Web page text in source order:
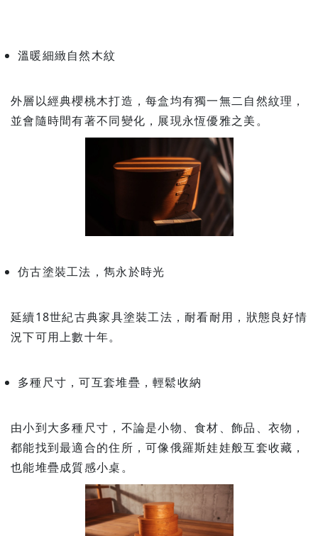
溫暖細緻自然木紋
外層以經典櫻桃木打造，每盒均有獨一無二自然紋理，
並會隨時間有著不同變化，展現永恆優雅之美。
仿古塗裝工法，雋永於時光
延續18世紀古典家具塗裝工法，耐看耐用，狀態良好情
況下可用上數十年。
多種尺寸，可互套堆疊，輕鬆收納
由小到大多種尺寸，不論是小物、食材、飾品、衣物，
都能找到最適合的住所，可像俄羅斯娃娃般互套收藏，
也能堆疊成質感小桌。